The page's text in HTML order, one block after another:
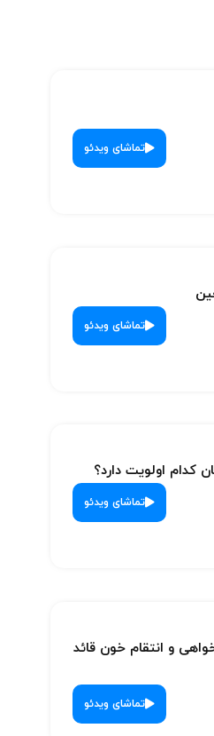
تماشای ویدئو
تماشای ویدئو
کدام اولویت دارد؟
تماشای ویدئو
و انتقام خون قائد
تماشای ویدئو